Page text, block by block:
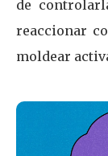
de
reaccionar
moldear